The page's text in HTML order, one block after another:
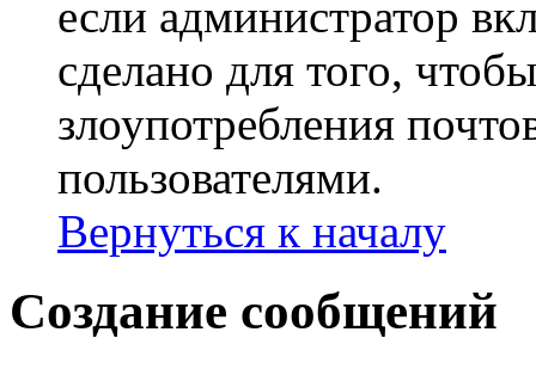
если администратор
сделано для того,
злоупотребления
пользователями.
Вернуться к началу
Создание сообщений